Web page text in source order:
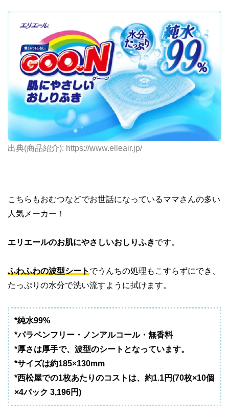
出典(商品紹介): https://www.elleair.jp/
こちらもおむつなどでお世話になっているママさんの多い
人気メーカー！
エリエールのお肌にやさしいおしりふきです。
ふわふわの波型シートでうんちの処理もこすらずにでき、
たっぷりの水分で洗い流すように拭けます。
*純水99%
*パラベンフリー・ノンアルコール・無香料
*厚さは厚手で、波型のシートとなっています。
*サイズは約185×130mm
*西松屋での1枚あたりのコストは、約1.1円(70枚×10個
×4パック 3,196円)